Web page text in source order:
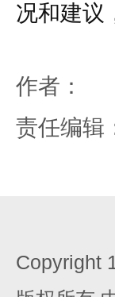
况和建议
作者：
责任编辑
Copyright